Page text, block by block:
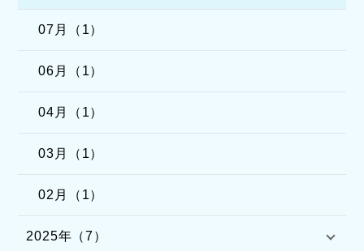
07月（1）
06月（1）
04月（1）
03月（1）
02月（1）
2025年（7）